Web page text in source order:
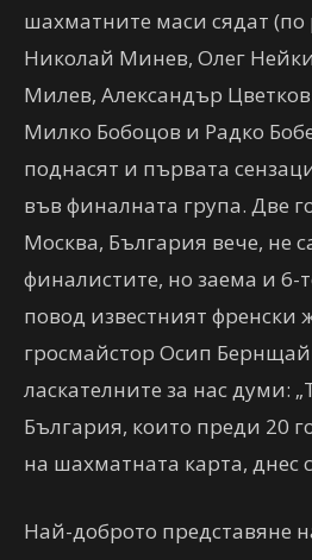
шахматните маси сядат (по
Николай Минев, Олег
Милев, Александър
Милко Бобоцов и Радко
поднасят и първата
във финалната група. Две
Москва, България вече, не
финалистите, но заема и 6-
повод известният френски
гросмайстор Осип
ласкателните за нас думи:
България, които преди 20
на шахматната карта, днес
Най-доброто представяне